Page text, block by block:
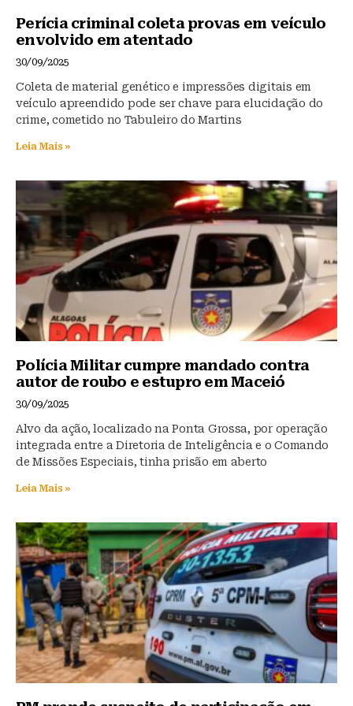
Perícia criminal coleta provas em veículo
envolvido em atentado
30/09/2025
Coleta de material genético e impressões digitais em
veículo apreendido pode ser chave para elucidação do
crime, cometido no Tabuleiro do Martins
Leia Mais »
Polícia Militar cumpre mandado contra
autor de roubo e estupro em Maceió
30/09/2025
Alvo da ação, localizado na Ponta Grossa, por operação
integrada entre a Diretoria de Inteligência e o Comando
de Missões Especiais, tinha prisão em aberto
Leia Mais »